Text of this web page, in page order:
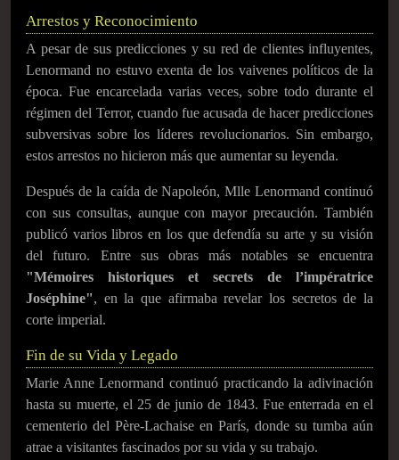
Arrestos y Reconocimiento
A pesar de sus predicciones y su red de clientes influyentes,
Lenormand no estuvo exenta de los vaivenes políticos de la
época. Fue encarcelada varias veces, sobre todo durante el
régimen del Terror, cuando fue acusada de hacer predicciones
subversivas sobre los líderes revolucionarios. Sin embargo,
estos arrestos no hicieron más que aumentar su leyenda.
Después de la caída de Napoleón, Mlle Lenormand continuó
con sus consultas, aunque con mayor precaución. También
publicó varios libros en los que defendía su arte y su visión
del futuro. Entre sus obras más notables se encuentra
"Mémoires historiques et secrets de l’impératrice
Joséphine", en la que afirmaba revelar los secretos de la
corte imperial.
Fin de su Vida y Legado
Marie Anne Lenormand continuó practicando la adivinación
hasta su muerte, el 25 de junio de 1843. Fue enterrada en el
cementerio del Père-Lachaise en París, donde su tumba aún
atrae a visitantes fascinados por su vida y su trabajo.